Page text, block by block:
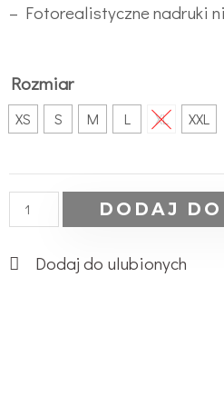
– Fotorealistyczne nadruki
Rozmiar
XS S M L XL XXL
DODAJ
Dodaj do ulubionych